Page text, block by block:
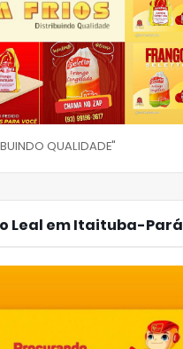
QUALIDADE"
Leal em Itaituba-Pará